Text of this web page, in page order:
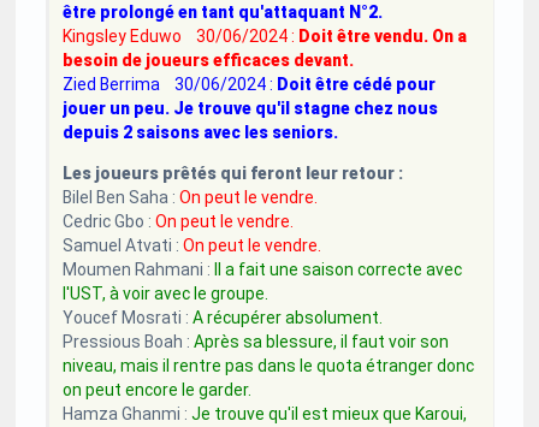
être prolongé en tant qu'attaquant N°2.
Kingsley Eduwo 30/06/2024 : Doit être vendu. On a
besoin de joueurs efficaces devant.
Zied Berrima 30/06/2024 : Doit être cédé pour
jouer un peu. Je trouve qu'il stagne chez nous
depuis 2 saisons avec les seniors.
Les joueurs prêtés qui feront leur retour :
Bilel Ben Saha : On peut le vendre.
Cedric Gbo : On peut le vendre.
Samuel Atvati : On peut le vendre.
Moumen Rahmani :
Il a fait une saison correcte avec
l'UST, à voir avec le groupe.
Youcef Mosrati : A récupérer absolument.
Pressious Boah : Après sa blessure, il faut voir son
niveau, mais il rentre pas dans le quota étranger donc
on peut encore le garder.
Hamza Ghanmi : Je trouve qu'il est mieux que Karoui,